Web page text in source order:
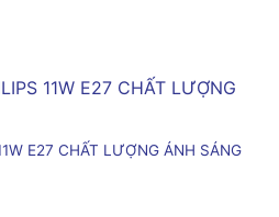
E27 CHẤT LƯỢNG ÁNH SÁNG